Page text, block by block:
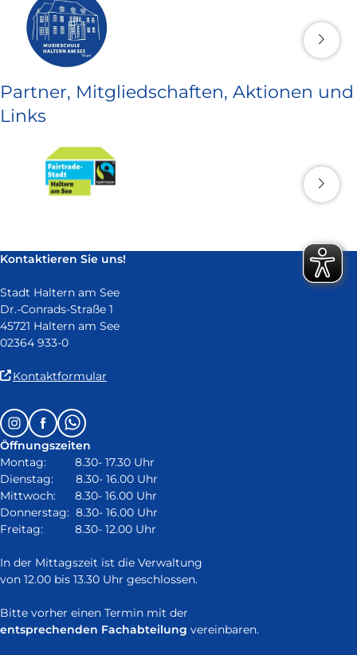
Partner, Mitgliedschaften, Aktionen und
Links
Kontaktieren Sie uns!
Stadt Haltern am See
Dr.-Conrads-Straße 1
45721 Haltern am See
02364 933-0
Kontaktformular
in
neuem
Fenster)
Follow
us
on:
InstagramFacebookWhatsapp
Öffnungszeiten
Montag: 8.30- 17.30 Uhr
Dienstag: 8.30- 16.00 Uhr
Mittwoch: 8.30- 16.00 Uhr
Donnerstag: 8.30- 16.00 Uhr
Freitag: 8.30- 12.00 Uhr
In der Mittagszeit ist die Verwaltung
von 12.00 bis 13.30 Uhr geschlossen.
Bitte vorher einen Termin mit der
entsprechenden Fachabteilung vereinbaren.